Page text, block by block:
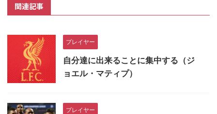
関連記事
プレイヤー
自分達に出来ることに集中する（ジ
ョエル・マティプ）
プレイヤー